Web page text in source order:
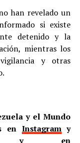
han revelado un
si existe
detenido y la
mientras los
y otras
y el Mundo
en Instagramy
en